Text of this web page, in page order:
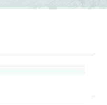
験システム